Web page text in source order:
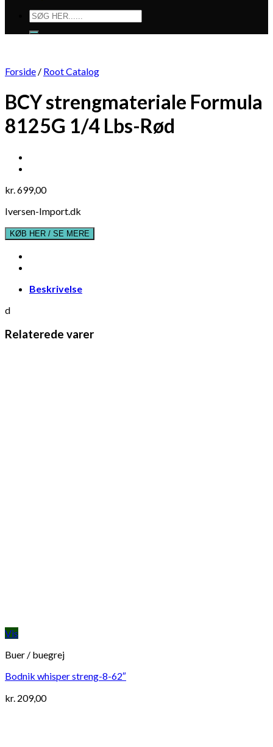
Søg
efter:
Forside / Root Catalog
BCY strengmateriale Formula
8125G 1/4 Lbs-Rød
kr.699,00
Iversen-Import.dk
KØB HER / SE MERE
Beskrivelse
d
Relaterede varer
Vis
Buer / buegrej
Bodnik whisper streng-8-62″
kr. 209,00